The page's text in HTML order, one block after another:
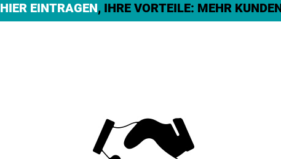
HIER EINTRAGEN, IHRE VORTEILE: MEHR